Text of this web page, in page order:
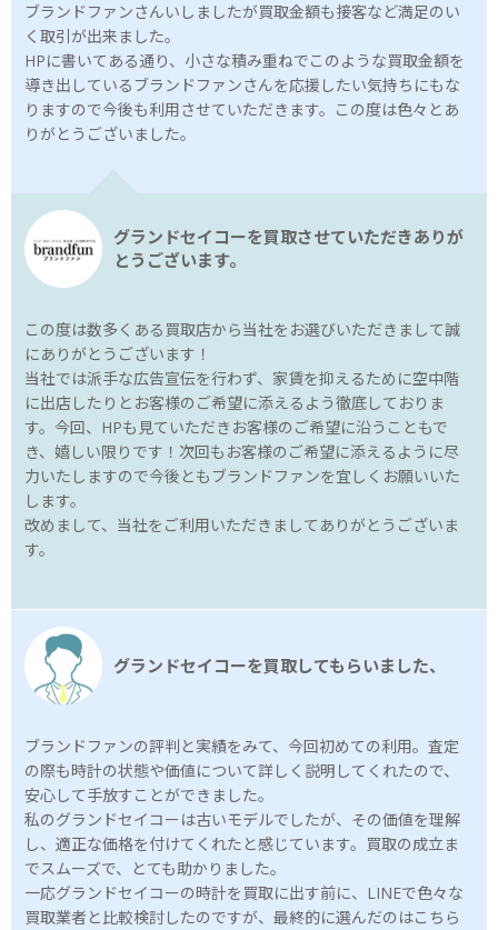
ブランドファンさんいしましたが買取金額も接客など満足のい
く取引が出来ました。
HPに書いてある通り、小さな積み重ねでこのような買取金額を
導き出しているブランドファンさんを応援したい気持ちにもな
りますので今後も利用させていただきます。この度は色々とあ
りがとうございました。
グランドセイコーを買取させていただきありが
とうございます。
この度は数多くある買取店から当社をお選びいただきまして誠
にありがとうございます！
当社では派手な広告宣伝を行わず、家賃を抑えるために空中階
に出店したりとお客様のご希望に添えるよう徹底しておりま
す。今回、HPも見ていただきお客様のご希望に沿うこともで
き、嬉しい限りです！次回もお客様のご希望に添えるように尽
力いたしますので今後ともブランドファンを宜しくお願いいた
します。
改めまして、当社をご利用いただきましてありがとうございま
す。
グランドセイコーを買取してもらいました、
ブランドファンの評判と実績をみて、今回初めての利用。査定
の際も時計の状態や価値について詳しく説明してくれたので、
安心して手放すことができました。
私のグランドセイコーは古いモデルでしたが、その価値を理解
し、適正な価格を付けてくれたと感じています。買取の成立ま
でスムーズで、とても助かりました。
一応グランドセイコーの時計を買取に出す前に、LINEで色々な
買取業者と比較検討したのですが、最終的に選んだのはこちら